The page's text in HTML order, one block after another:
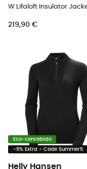
219,90 €
Eco-concebido
-5% Extra - Code Summer5
Helly Hansen